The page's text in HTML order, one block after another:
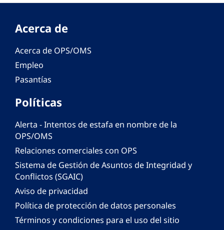
Acerca de
Acerca de OPS/OMS
Empleo
Pasantías
Políticas
Alerta - Intentos de estafa en nombre de la
OPS/OMS
Relaciones comerciales con OPS
Sistema de Gestión de Asuntos de Integridad y
Conflictos (SGAIC)
Aviso de privacidad
Política de protección de datos personales
Términos y condiciones para el uso del sitio